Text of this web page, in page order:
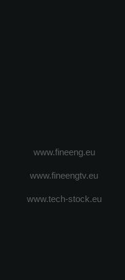
www.fineeng.eu
www.fineengtv.eu
www.tech-stock.eu